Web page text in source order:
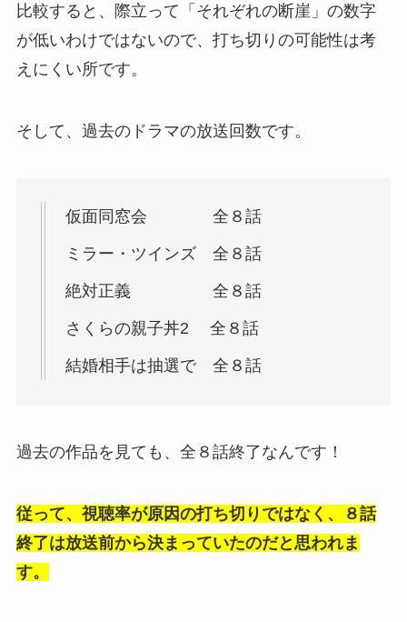
比較すると、際立って「それぞれの断崖」の数字
が低いわけではないので、打ち切りの可能性は考
えにくい所です。
そして、過去のドラマの放送回数です。
仮面同窓会 全８話
ミラー・ツインズ 全８話
絶対正義 全８話
さくらの親子丼2 全８話
結婚相手は抽選で 全８話
過去の作品を見ても、全８話終了なんです！
従って、視聴率が原因の打ち切りではなく、８話
終了は放送前から決まっていたのだと思われま
す。